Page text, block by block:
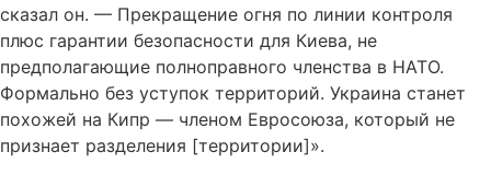
сказал он. — Прекращение огня по линии контроля
плюс гарантии безопасности для Киева, не
предполагающие полноправного членства в НАТО.
Формально без уступок территорий. Украина станет
похожей на Кипр — членом Евросоюза, который не
признает разделения [территории]».